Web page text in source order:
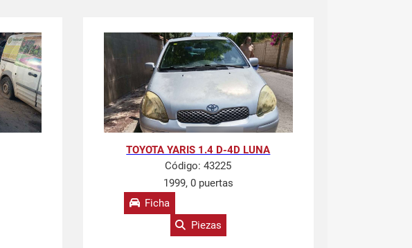
TOYOTA YARIS 1.4 D-4D LUNA
Código:43225
1999, 0 puertas
Ficha
Piezas